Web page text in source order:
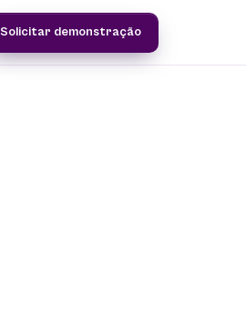
Solicitar demonstração